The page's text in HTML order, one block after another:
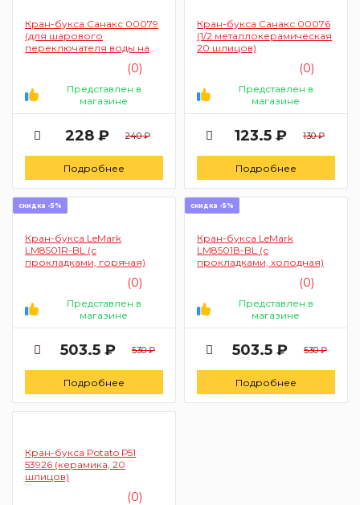
Кран-букса Санакс 00079
(для шарового
переключателя воды на
(0)
Представлен в
магазине
228 ₽ 240 ₽
Подробнее
Кран-букса Санакс 00076
(1/2 металлокерамическая
20 шлицов)
(0)
Представлен в
магазине
123.5 ₽ 130 ₽
Подробнее
скидка -5%
Кран-букса LeMark
LM8501R-BL (с
прокладками, горячая)
(0)
Представлен в
магазине
503.5 ₽ 530 ₽
Подробнее
скидка -5%
Кран-букса LeMark
LM8501В-BL (с
прокладками, холодная)
(0)
Представлен в
магазине
503.5 ₽ 530 ₽
Подробнее
Кран-букса Potato Р51
53926 (керамика, 20
шлицов)
(0)